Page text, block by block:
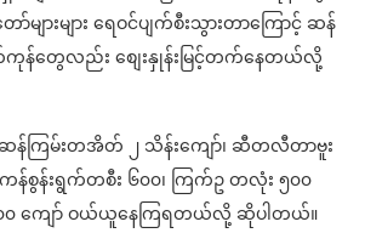
များများ ရေဝင်ပျက်စီးသွားတာကြောင့် ဆန်
ကုန်တွေလည်း စျေးနှုန်းမြင့်တက်နေတယ်လို့
ဆန်ကြမ်းတအိတ် ၂ သိန်းကျော်၊ ဆီတလီတာဗူး
ကန်စွန်းရွက်တစီး ၆၀၀၊ ကြက်ဥ တလုံး ၅၀၀
၀ ကျော် ဝယ်ယူနေကြရတယ်လို့ ဆိုပါတယ်။